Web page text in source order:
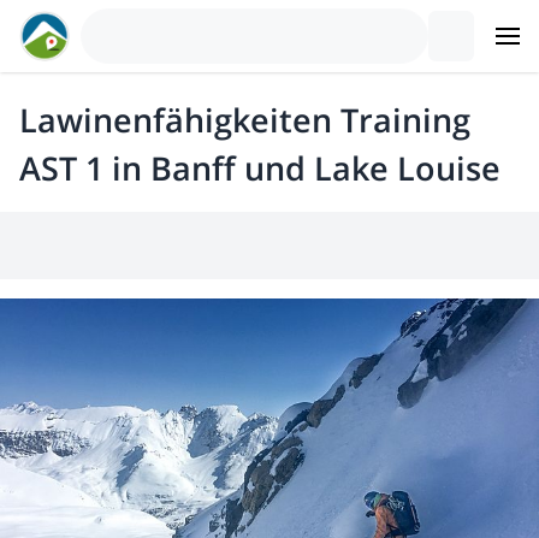
Lawinenfähigkeiten Training
AST 1 in Banff und Lake Louise